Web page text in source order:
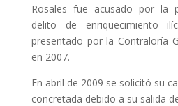
Rosales fue acusado por la
delito de enriquecimiento
presentado por la Contraloría
en 2007.
En abril de 2009 se solicitó su
concretada debido a su salida